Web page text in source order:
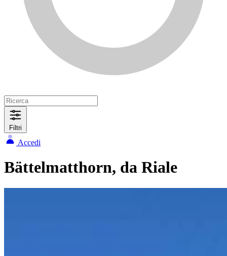
Filtri
Accedi
Bättelmatthorn, da Riale